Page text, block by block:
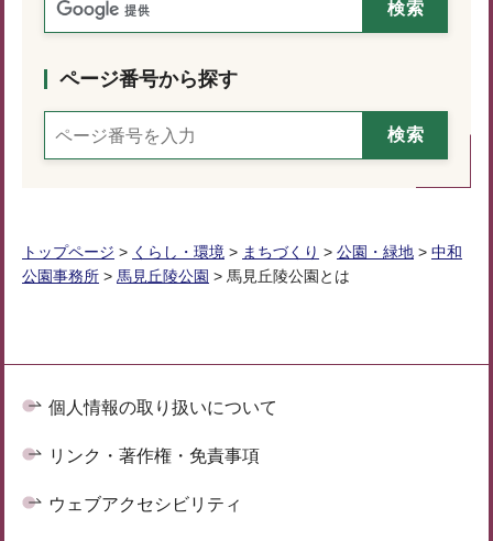
ページ番号から探す
トップページ > くらし・環境 > まちづくり > 公園・緑地 > 中和
公園事務所 > 馬見丘陵公園 > 馬見丘陵公園とは
個人情報の取り扱いについて
リンク・著作権・免責事項
ウェブアクセシビリティ